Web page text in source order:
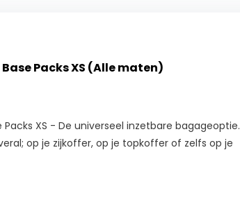
Packs XS (Alle maten)
Packs XS - De universeel inzetbare bagageoptie.
op je zijkoffer, op je topkoffer of zelfs op je